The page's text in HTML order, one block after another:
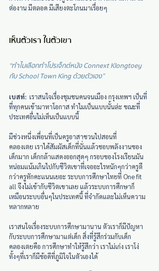
ต่องาน มีตลอด มีเสียงตะโกนมาเรื่อยๆ
เห็นตัวเรา ในตัวเขา
“ทำไมเลือกทำโปรเจ็กต์หนัง Connext Klongtoey
กับ School Town King  ด้วยตัวเอง”
เบสท์: เราสนใจเรื่องชุมชนคนจนเมือง กรุงเทพฯ เป็นที่
ที่ทุกคนเข้ามาหาโอกาส ทำไมเป็นแบบนั้นล่ะ ขณะที่
ประเทศอื่นไม่เห็นเป็นแบบนี้
มีช่วงหนึ่งเพื่อนที่เป็นครูอาสาชวนไปสอนที่
คลองเตย เราได้สัมผัสเด็กที่นั่นแล้วชอบพลังงานของ
เด็กมาก เด็กกล้าแสดงออกสุดๆ กรอบของโรงเรียนมัน
หน่อมแน้มเกินไปกับชีวิตเขาที่เจออะไรหนักๆกว่าครูตี
กว่าครูหักคะแนนเยอะ ระบบการศึกษาไทยที่ One fit
all จึงไม่เข้ากับชีวิตเขาเลย แล้วระบบการศึกษาก็
เหมือนระบบอื่นๆในประเทศนี้ ที่จำกัดและไม่เห็นความ
หลากหลาย
เราสนใจเรื่องระบบการศึกษามานาน ตัวเราก็มีปัญหา
กับระบบการศึกษามาแต่เด็ก สิ่งที่รู้สึกร่วมกับเด็ก
คลองเตยคือ การศึกษาทำให้รู้สึกว่า เราไม่เก่ง เราโง่
ทั้งๆที่เราก็มีข้อดีที่ภูมิใจในตัวเองได้